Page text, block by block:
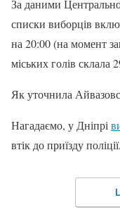
За даними
списки виборців
на 20:00 (на момент
міських голів склала
Як уточнила
Нагадаємо, у Дніпрі
втік до приїзду поліції.